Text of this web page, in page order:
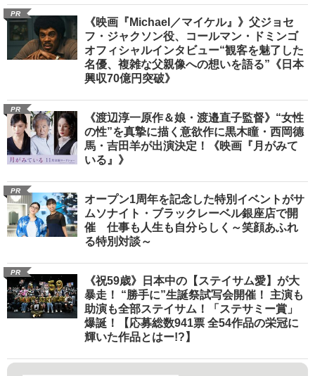
PR
《映画『Michael／マイケル』》父ジョセ
フ・ジャクソン役、コールマン・ドミンゴ
オフィシャルインタビュー“観客を魅了した
名優、複雑な父親像への想いを語る”《日本
興収70億円突破》
PR
《渡辺淳一原作＆娘・渡邉直子監督》“女性
の性”を真摯に描く意欲作に黒木瞳・西岡德
馬・吉田羊が出演決定！《映画『月がみて
いる』》
PR
オープン1周年を記念した特別イベントがサ
ムソナイト・ブラックレーベル銀座店で開
催 仕事も人生も自分らしく～笑顔あふれ
る特別対談～
PR
《祝59歳》日本中の【ステイサム愛】が大
暴走！ “勝手に”生誕祭試写会開催！ 主演も
助演も全部ステイサム！「ステサミー賞」
爆誕！【応募総数941票 全54作品の栄冠に
輝いた作品とはー!?】